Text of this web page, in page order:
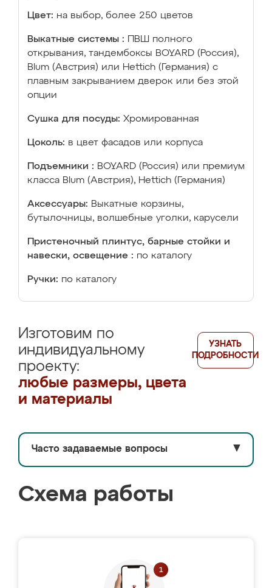
Цвет: на выбор, более 250 цветов
Выкатные системы :
ПВШ полного
открывания, тандембоксы BOYARD (Россия),
Blum (Австрия) или Hettich (Германия) с
плавным закрыванием дверок или без этой
опции
Сушка для посуды: Хромированная
Цоколь: в цвет фасадов или корпуса
Подъемники : BOYARD (Россия) или премиум
класса Blum (Австрия), Hettich (Германия)
Аксессуары: Выкатные корзины,
бутылочницы, волшебные уголки, карусели
Пристеночный плинтус, барные стойки и
навески, освещение : по каталогу
Ручки: по каталогу
Изготовим по
индивидуальному
проекту:
любые размеры, цвета
и материалы
УЗНАТЬ
ПОДРОБНОСТИ
Часто задаваемые вопросы ▼
Схема работы